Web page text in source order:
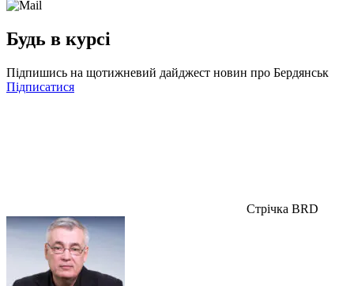
Будь в курсі
Підпишись на щотижневий дайджест новин про Бердянськ
Підписатися
Стрічка BRD